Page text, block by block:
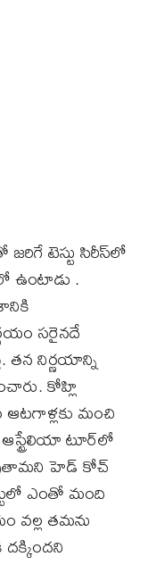
టెస్టు సిరీస్‌లో
ఉంటాడు .
సరైనదే
తన నిర్ణయాన్ని
కోహ్లి
ఆటగాళ్లకు మంచి
టూర్‌లో
హెడ్‌ కోచ్‌
ఎంతో మంది
వల్ల తమను